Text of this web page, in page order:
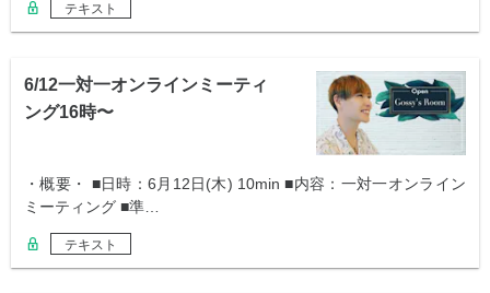
テキスト
6/12一対一オンラインミーティ
ング16時〜
・概要・ ■日時：6月12日(木) 10min ■内容：一対一オンライン
ミーティング ■準…
テキスト